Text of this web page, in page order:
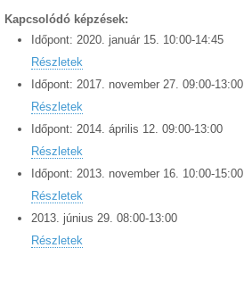
Kapcsolódó képzések:
Időpont: 2020. január 15. 10:00-14:45
Részletek
Időpont: 2017. november 27. 09:00-13:00
Részletek
Időpont: 2014. április 12. 09:00-13:00
Részletek
Időpont: 2013. november 16. 10:00-15:00
Részletek
2013. június 29. 08:00-13:00
Részletek